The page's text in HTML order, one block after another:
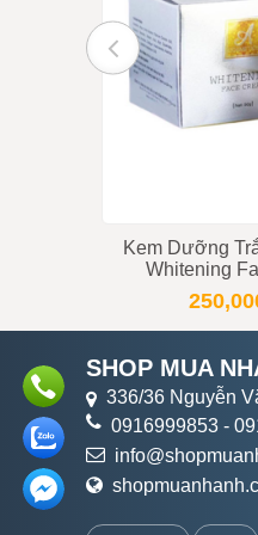
Tư vấn viên
Kem Dưỡng
Whitening
SHOP MUA
336/36 Nguyễn
0916999853 -